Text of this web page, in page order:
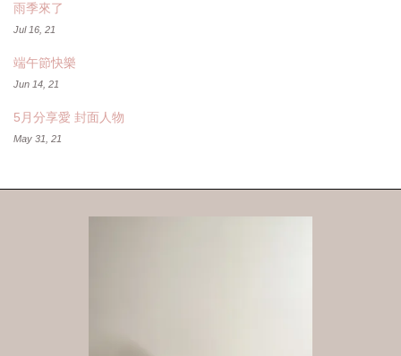
雨季來了
Jul 16, 21
端午節快樂
Jun 14, 21
5月分享愛 封面人物
May 31, 21